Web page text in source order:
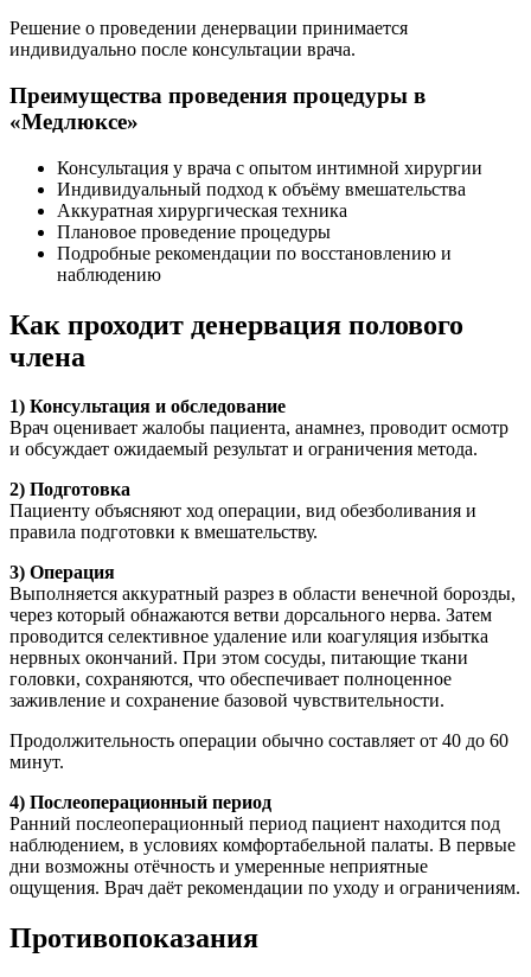
Решение о проведении денервации принимается
индивидуально после консультации врача.
Преимущества проведения процедуры в
«Медлюксе»
Консультация у врача с опытом интимной хирургии
Индивидуальный подход к объёму вмешательства
Аккуратная хирургическая техника
Плановое проведение процедуры
Подробные рекомендации по восстановлению и
наблюдению
Как проходит денервация полового
члена
1) Консультация и обследование
Врач оценивает жалобы пациента, анамнез, проводит осмотр
и обсуждает ожидаемый результат и ограничения метода.
2) Подготовка
Пациенту объясняют ход операции, вид обезболивания и
правила подготовки к вмешательству.
3) Операция
Выполняется аккуратный разрез в области венечной борозды,
через который обнажаются ветви дорсального нерва. Затем
проводится селективное удаление или коагуляция избытка
нервных окончаний. При этом сосуды, питающие ткани
головки, сохраняются, что обеспечивает полноценное
заживление и сохранение базовой чувствительности.
Продолжительность операции обычно составляет от 40 до 60
минут.
4) Послеоперационный период
Ранний послеоперационный период пациент находится под
наблюдением, в условиях комфортабельной палаты. В первые
дни возможны отёчность и умеренные неприятные
ощущения. Врач даёт рекомендации по уходу и ограничениям.
Противопоказания